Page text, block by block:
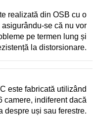
realizată din OSB cu o
se că nu vor
pe termen lung și
la distorsionare.
este fabricată utilizând
camere, indiferent dacă
despre uși sau ferestre.